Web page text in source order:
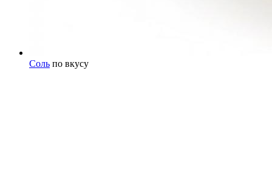
Соль по вкусу